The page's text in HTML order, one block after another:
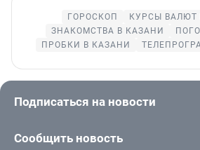
ГОРОСКОП
КУРСЫ ВАЛЮТ
ЗНАКОМСТВА В КАЗАНИ
ПРОБКИ В КАЗАНИ
Подписаться на новости
Сообщить новость